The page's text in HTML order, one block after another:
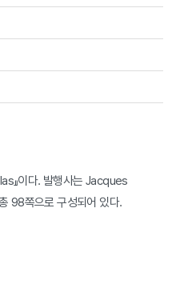
』이다. 발행사는 Jacques
98쪽으로 구성되어 있다.